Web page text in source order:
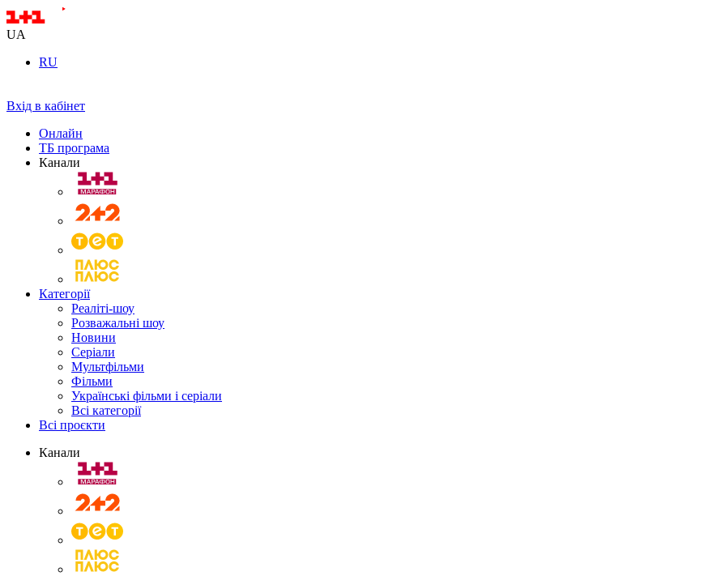
UA
RU
Вхід в кабінет
Онлайн
ТБ програма
Канали
Категорії
Реаліті-шоу
Розважальні шоу
Новини
Серіали
Мультфільми
Фільми
Українські фільми і серіали
Всі категорії
Всі проєкти
Канали